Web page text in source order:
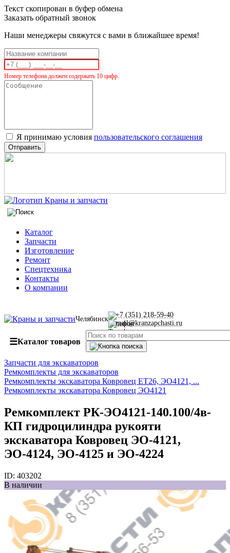
Текст скопирован в буфер обмена
Заказать обратный звонок
Наши менеджеры свяжутся с вами в ближайшее время!
Номер телефона должен содержать 10 цифр.
Я принимаю условия пользовательского соглашения
Отправить
Каталог
Запчасти
Изготовление
Ремонт
Спецтехника
Контакты
О компании
Челябинск
+7 (351) 218-59-40
mail@kranzapchasti.ru
☰Каталог товаров
Запчасти для экскаваторов
Ремкомплекты для экскаваторов
Ремкомплекты экскаватора Ковровец ЕТ26, ЭО4121, ...
Ремкомплекты экскаватора Ковровец ЭО4121
Ремкомплект РК-ЭО4121-140.100/4в-
КП гидроцилиндра рукояти
экскаватора Ковровец ЭО-4121,
ЭО-4124, ЭО-4125 и ЭО-4224
ID: 403202
В наличии